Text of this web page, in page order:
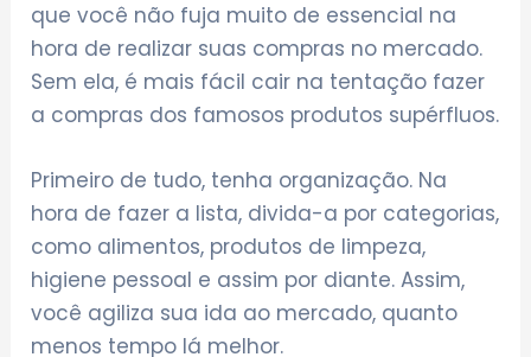
que você não fuja muito de essencial na
hora de realizar suas compras no mercado.
Sem ela, é mais fácil cair na tentação fazer
a compras dos famosos produtos supérfluos.
Primeiro de tudo, tenha organização. Na
hora de fazer a lista, divida-a por categorias,
como alimentos, produtos de limpeza,
higiene pessoal e assim por diante. Assim,
você agiliza sua ida ao mercado, quanto
menos tempo lá melhor.